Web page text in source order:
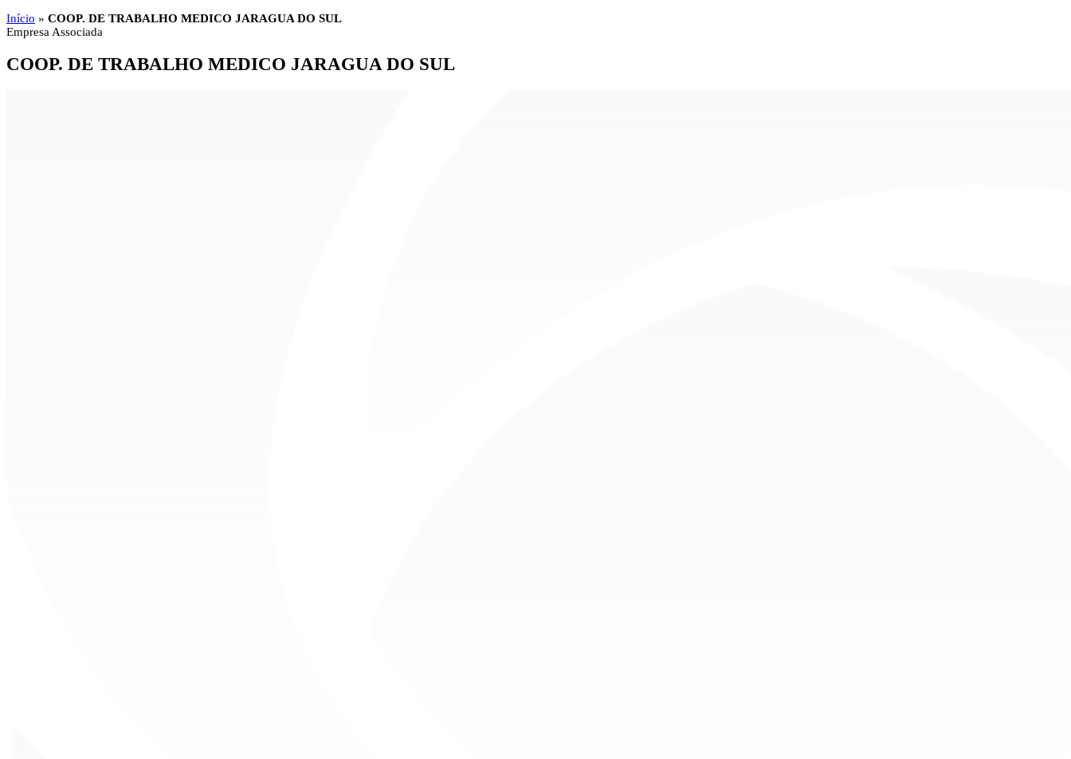
Início » COOP. DE TRABALHO MEDICO JARAGUA DO SUL
Empresa Associada
COOP. DE TRABALHO MEDICO JARAGUA DO SUL